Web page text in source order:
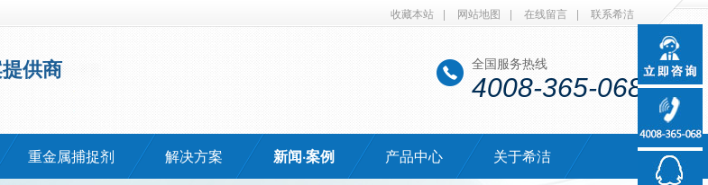
收藏本站 | 网站地图 | 在线留言 | 联系希洁
供商 全国服务热线
4008-365-068
重金属捕捉剂 解决方案 新闻·案例 产品中心 关于希洁